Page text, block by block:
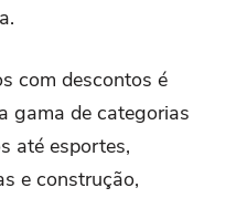
com descontos é
gama de categorias
até esportes,
e construção,